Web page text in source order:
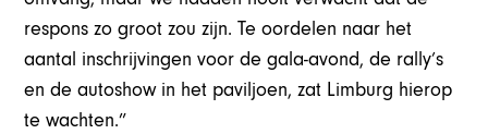
respons zo groot zou zijn. Te oordelen naar het
aantal inschrijvingen voor de gala-avond, de rally’s
en de autoshow in het paviljoen, zat Limburg hierop
te wachten.”